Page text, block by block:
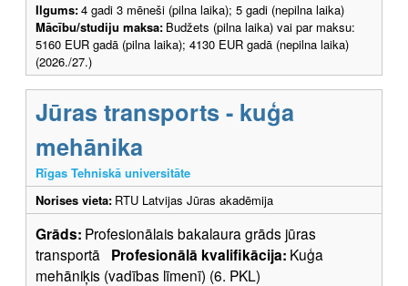
Ilgums:4 gadi 3 mēneši (pilna laika); 5 gadi (nepilna laika)
Mācību/studiju maksa: Budžets (pilna laika) vai par maksu:
5160 EUR gadā (pilna laika); 4130 EUR gadā (nepilna laika)
(2026./27.)
Jūras transports - kuģa
mehānika
Rīgas Tehniskā universitāte
Norises vieta: RTU Latvijas Jūras akadēmija
Grāds: Profesionālais bakalaura grāds jūras
transportā Profesionālā kvalifikācija: Kuģa
mehāniķis (vadības līmenī) (6. PKL)